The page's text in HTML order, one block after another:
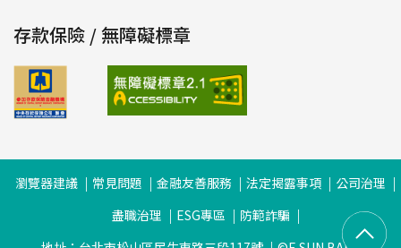
存款保險 / 無障礙標章
瀏覽器建議 常見問題 金融友善服務 法定揭露事項
公司治理
盡職治理
ESG專區
防範詐騙